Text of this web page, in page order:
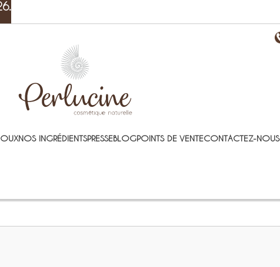
NOS INGRÉDIENTSPRESSEBLOGPOINTS DE VENTECONTACTEZ-NOUS